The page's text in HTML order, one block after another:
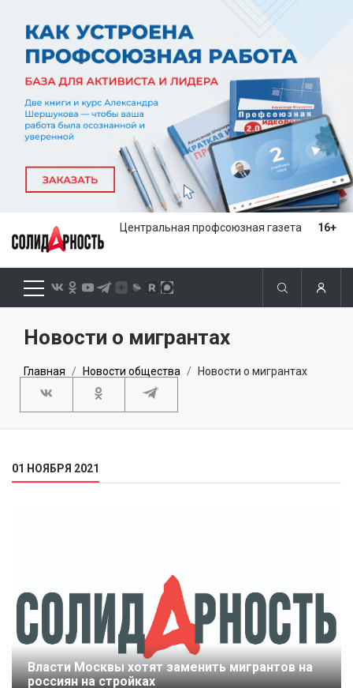
Центральная профсоюзная газета 16+
Новости о мигрантах
Главная Новости общества Новости о мигрантах
01 НОЯБРЯ 2021
Власти Москвы хотят заменить мигрантов на
россиян на стройках